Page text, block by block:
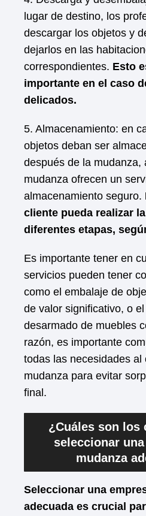
lugar de destino, los
descargar los objetos y
dejarlos en las
correspondientes. Esto
importante en el caso
delicados.
5. Almacenamiento: en
objetos deban ser
después de la mudanza,
mudanza ofrecen un
almacenamiento seguro.
cliente pueda realizar
diferentes etapas,
Es importante tener en
servicios pueden tener
como el embalaje de
de valor significativo, o
desarmado de muebles
razón, es importante
todas las necesidades al
mudanza para evitar
final.
¿Cuáles son los
seleccionar
mudanza
Seleccionar una
adecuada es crucial